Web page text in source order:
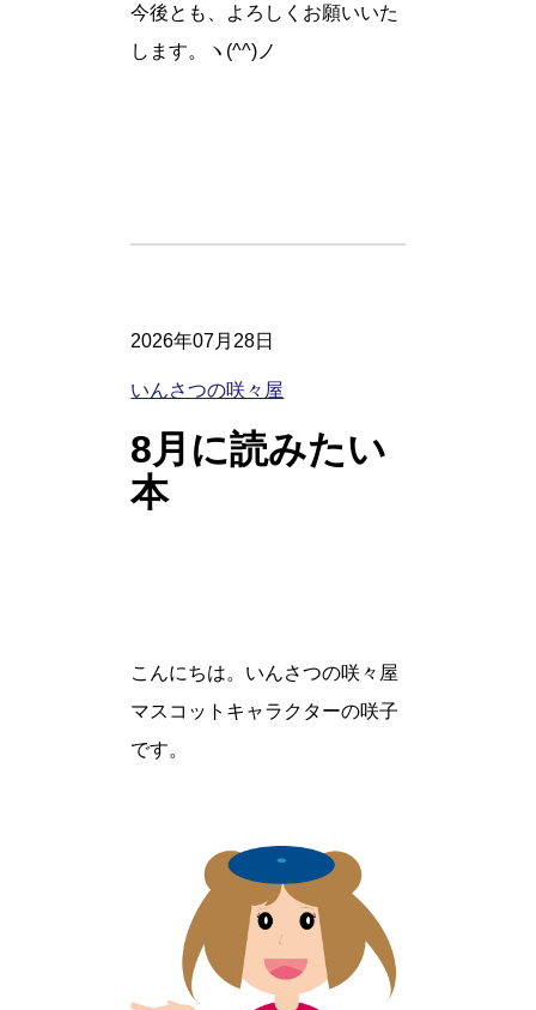
今後とも、よろしくお願いいた
します。ヽ(^^)ノ
2026年07月28日
いんさつの咲々屋
8月に読みたい
本
こんにちは。いんさつの咲々屋
マスコットキャラクターの咲子
です。